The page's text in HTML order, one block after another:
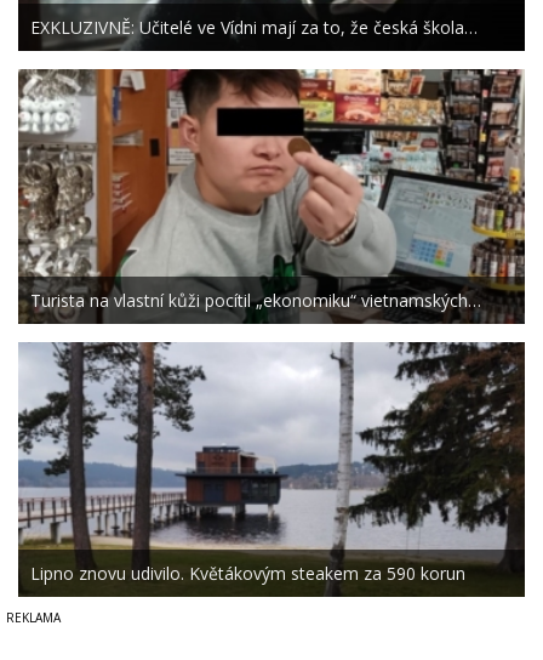
EXKLUZIVNĚ: Učitelé ve Vídni mají za to, že česká škola…
Turista na vlastní kůži pocítil „ekonomiku“ vietnamských…
Lipno znovu udivilo. Květákovým steakem za 590 korun